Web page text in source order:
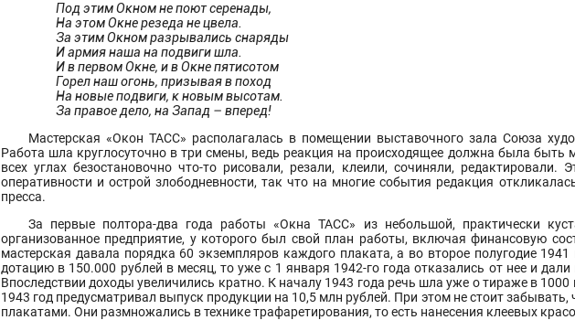
Под этим Окном не поют серенады,
На этом Окне резеда не цвела.
За этим Окном разрывались снаряды
И армия наша на подвиги шла.
И в первом Окне, и в Окне пятисотом
Горел наш огонь, призывая в поход
На новые подвиги, к новым высотам.
За правое дело, на Запад – вперед!
Мастерская «Окон ТАСС» располагалась в помещении выставочного зала Союза
Работа шла круглосуточно в три смены, ведь реакция на происходящее должна была быть
всех углах безостановочно что-то рисовали, резали, клеили, сочиняли, редактировали.
оперативности и острой злободневности, так что на многие события редакция
пресса.
За первые полтора-два года работы «Окна ТАСС» из небольшой, практически
организованное предприятие, у которого был свой план работы, включая финансовую
мастерская давала порядка 60 экземпляров каждого плаката, а во второе полугодие
дотацию в 150.000 рублей в месяц, то уже с 1 января 1942-го года отказались от нее и
Впоследствии доходы увеличились кратно. К началу 1943 года речь шла уже о тираже в
1943 год предусматривал выпуск продукции на 10,5 млн рублей. При этом не стоит
плакатами. Они размножались в технике трафаретирования, то есть нанесения клеевых